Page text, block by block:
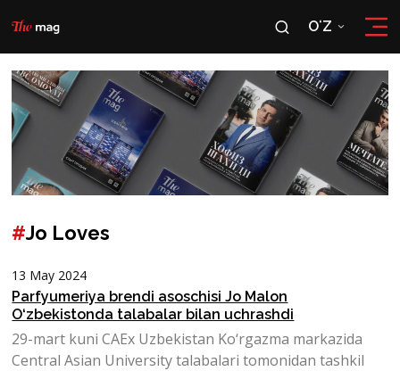
OʻZ
RU
OʻZ
#Jo Loves
13 May 2024
Parfyumeriya brendi asoschisi Jo Malon
O‘zbekistonda talabalar bilan uchrashdi
29-mart kuni CAEx Uzbekistan Ko‘rgazma markazida
Central Asian University talabalari tomonidan tashkil